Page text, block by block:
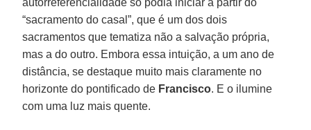
“sacramento do casal”, que é um dos dois
sacramentos que tematiza não a salvação própria,
mas a do outro. Embora essa intuição, a um ano de
distância, se destaque muito mais claramente no
horizonte do pontificado de Francisco. E o ilumine
com uma luz mais quente.